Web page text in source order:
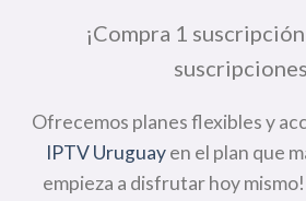
¡Compra 1
Ofrecemos planes flexibles y
IPTV Uruguayen el plan que
empieza a disfrutar hoy